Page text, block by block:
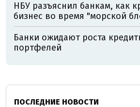
НБУ разъяснил банкам, как
бизнес во время "морской
Банки ожидают роста
портфелей
ПОСЛЕДНИЕ НОВОСТИ